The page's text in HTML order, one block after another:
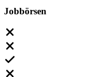
Jobbörsen